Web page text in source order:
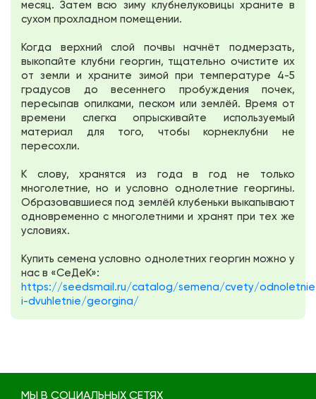
месяц. Затем всю зиму клубнелуковицы храните в
сухом прохладном помещении.
Когда верхний слой почвы начнёт подмерзать,
выкопайте клубни георгин, тщательно очистите их
от земли и храните зимой при температуре 4-5
градусов до весеннего пробуждения почек,
пересыпав опилками, песком или землёй. Время от
времени слегка опрыскивайте используемый
материал для того, чтобы корнеклубни не
пересохли.
К слову, хранятся из года в год не только
многолетние, но и условно однолетние георгины.
Образовавшиеся под землёй клубеньки выкапывают
одновременно с многолетними и хранят при тех же
условиях.
Купить семена условно однолетних георгин можно у
нас в «СеДеК»:
https://seedsmail.ru/catalog/semena/cvety/
i-dvuhletnie/georgina/
МЫ В СОЦИАЛЬНЫХ СЕТЯХ